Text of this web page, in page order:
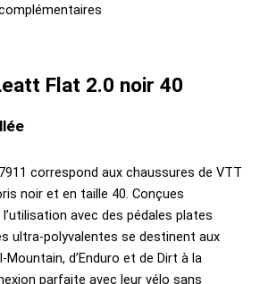
Flat 2.0 noir 40
correspond aux chaussures de VTT
noir et en taille 40. Conçues
avec des pédales plates
ultra-polyvalentes se destinent aux
d’Enduro et de Dirt à la
parfaite avec leur vélo sans